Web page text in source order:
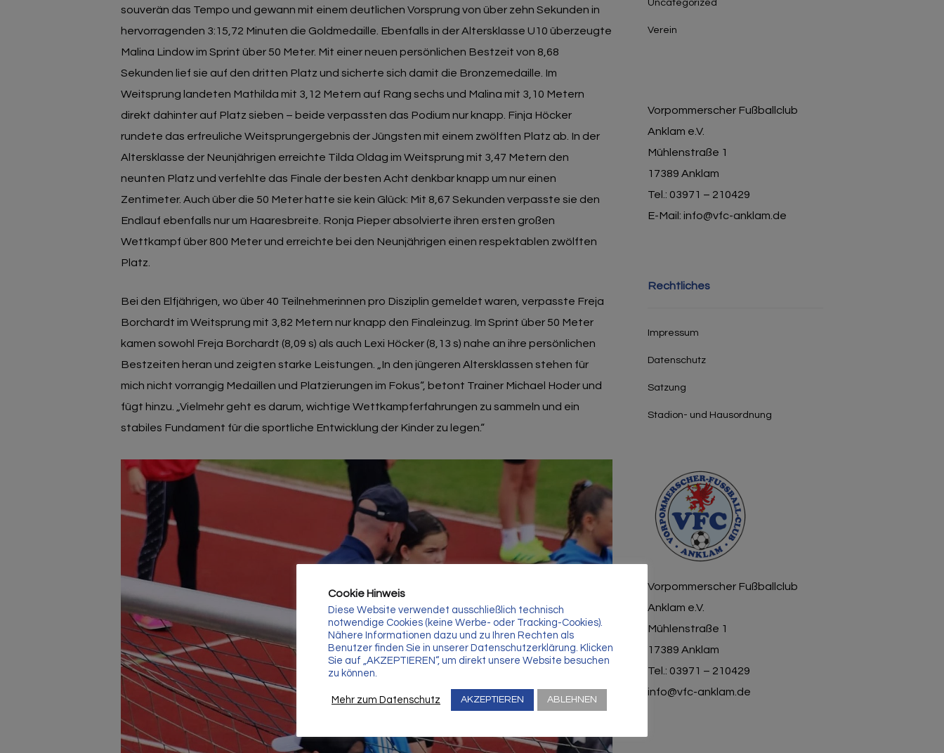
souverän das Tempo und gewann mit einem deutlichen Vorsprung von über zehn Sekunden in
hervorragenden 3:15,72 Minuten die Goldmedaille. Ebenfalls in der Altersklasse U10 überzeugte
Malina Lindow im Sprint über 50 Meter. Mit einer neuen persönlichen Bestzeit von 8,68
Sekunden lief sie auf den dritten Platz und sicherte sich damit die Bronzemedaille. Im
Weitsprung landeten Mathilda mit 3,12 Metern auf Rang sechs und Malina mit 3,10 Metern
direkt dahinter auf Platz sieben – beide verpassten das Podium nur knapp. Finja Höcker
rundete das erfreuliche Weitsprungergebnis der Jüngsten mit einem zwölften Platz ab. In der
Altersklasse der Neunjährigen erreichte Tilda Oldag im Weitsprung mit 3,47 Metern den
neunten Platz und verfehlte das Finale der besten Acht denkbar knapp um nur einen
Zentimeter. Auch über die 50 Meter hatte sie kein Glück: Mit 8,67 Sekunden verpasste sie den
Endlauf ebenfalls nur um Haaresbreite. Ronja Pieper absolvierte ihren ersten großen
Wettkampf über 800 Meter und erreichte bei den Neunjährigen einen respektablen zwölften
Platz.
Bei den Elfjährigen, wo über 40 Teilnehmerinnen pro Disziplin gemeldet waren, verpasste Freja
Borchardt im Weitsprung mit 3,82 Metern nur knapp den Finaleinzug. Im Sprint über 50 Meter
kamen sowohl Freja Borchardt (8,09 s) als auch Lexi Höcker (8,13 s) nahe an ihre persönlichen
Bestzeiten heran und zeigten starke Leistungen. „In den jüngeren Altersklassen stehen für
mich nicht vorrangig Medaillen und Platzierungen im Fokus“, betont Trainer Michael Hoder und
fügt hinzu. „Vielmehr geht es darum, wichtige Wettkampferfahrungen zu sammeln und ein
stabiles Fundament für die sportliche Entwicklung der Kinder zu legen.“
Uncategorized
Verein
Vorpommerscher Fußballclub
Anklam e.V.
Mühlenstraße 1
17389 Anklam
Tel.: 03971 – 210429
E-Mail: info@vfc-anklam.de
Rechtliches
Impressum
Datenschutz
Satzung
Stadion- und Hausordnung
Vorpommerscher Fußballclub
Anklam e.V.
Mühlenstraße 1
17389 Anklam
Tel.: 03971 – 210429
info@vfc-anklam.de
Cookie Hinweis
Diese Website verwendet ausschließlich technisch
notwendige Cookies (keine Werbe- oder Tracking-Cookies).
Nähere Informationen dazu und zu Ihren Rechten als
Benutzer finden Sie in unserer Datenschutzerklärung. Klicken
Sie auf „AKZEPTIEREN“, um direkt unsere Website besuchen
zu können.
Mehr zum Datenschutz AKZEPTIEREN ABLEHNEN